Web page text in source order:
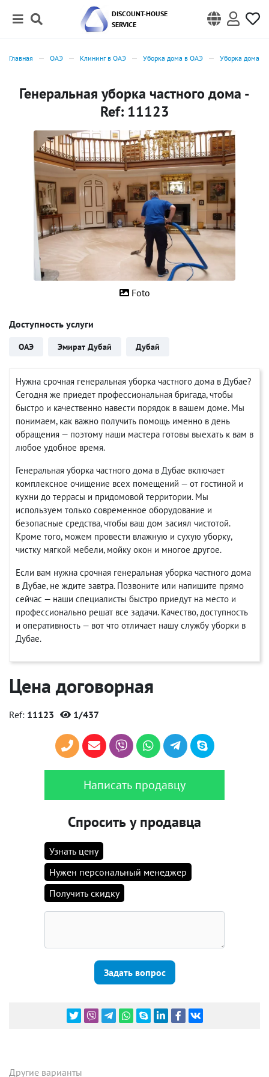
DISCOUNT-HOUSE
SERVICE
Главная ОАЭ Клининг в ОАЭ Уборка дома в ОАЭ Уборка дома в
Генеральная уборка частного дома -
Ref: 11123
Foto
Доступность услуги
ОАЭ Эмират Дубай Дубай
Нужна срочная генеральная уборка частного дома в Дубае?
Сегодня же приедет профессиональная бригада, чтобы
быстро и качественно навести порядок в вашем доме. Мы
понимаем, как важно получить помощь именно в день
обращения — поэтому наши мастера готовы выехать к вам в
любое удобное время.
Генеральная уборка частного дома в Дубае включает
комплексное очищение всех помещений — от гостиной и
кухни до террасы и придомовой территории. Мы
используем только современное оборудование и
безопасные средства, чтобы ваш дом засиял чистотой.
Кроме того, можем провести влажную и сухую уборку,
чистку мягкой мебели, мойку окон и многое другое.
Если вам нужна срочная генеральная уборка частного дома
в Дубае, не ждите завтра. Позвоните или напишите прямо
сейчас — наши специалисты быстро приедут на место и
профессионально решат все задачи. Качество, доступность
и оперативность — вот что отличает нашу службу уборки в
Дубае.
Цена договорная
Ref: 11123 1/437
Написать продавцу
Спросить у продавца
Узнать цену
Нужен персональный менеджер
Получить скидку
Задать вопрос
Другие варианты